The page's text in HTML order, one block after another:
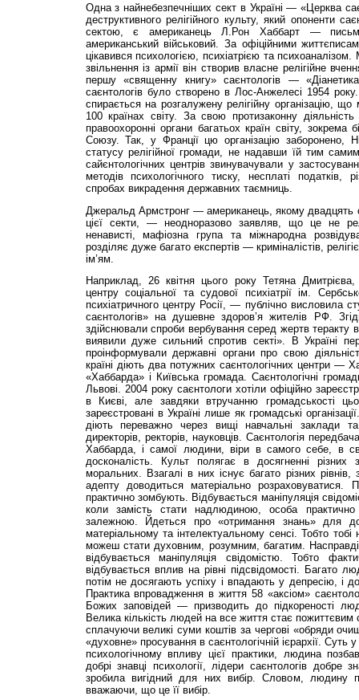
Одна з найнебезпечніших сект в Україні — «Церква
деструктивного релігійного культу, який опоненти
сектою, є американець Л.Рон Хаббарт —
американський військовий. За офіційними
цікавився психологією, психіатрією та
звільнення із армії він створив власне релігійне
першу «священну книгу» саєнтологів —
саєнтологів було створено в Лос-Анжелесі 1954
спирається на розгалужену релігійну організацію,
100 країнах світу. За свою протизаконну
правоохоронні органи багатьох країн світу, зокрема
Союзу. Так, у Франції цю організацію заборонено,
статусу релігійної громади, не надавши їй тим самим
сайєнтологічних центрів звинувачували у
методів психологічного тиску, несплаті податків,
спробах викрадення державних таємниць.
Джеральд Армстронг — американець, якому двадцять
цієї секти, — неодноразово заявляв, що це не
ненависті, мафіозна група та міжнародна
розділяє дуже багато експертів — криміналістів,
ім’ям.
Наприклад, 26 квітня цього року Тетяна
центру соціальної та судової психіатрії ім.
психіатричного центру Росії, — публічно висловила
саєнтологів» на душевне здоров’я жителів РФ.
здійснювали спроби вербування серед жертв теракту
виявили дуже сильний спротив секті». В Україні
проінформували державні органи про свою
країні діють два потужних саєнтологічних центри —
«Хаббарда» і Київська громада. Саєнтологічні
Львові. 2004 року саєнтологи хотіли офіційно
в Києві, але завдяки втручанню громадськості
зареєстровані в Україні лише як громадські
діють переважно через вищі навчальні заклади
директорів, ректорів, науковців. Саєнтологія
Хаббарда, і самої людини, віри в самого себе, в
досконалість. Культ полягає в досягненні
моральних. Взагалі в них існує багато різних
адепту доводиться матеріально
практично зомбують. Відбувається маніпуляція
коли замість стати надлюдиною, особа
залежною. Йдеться про «отримання знань» для
матеріальному та інтелектуальному сенсі. Тобто
можеш стати духовним, розумним, багатим.
відбувається маніпуляція свідомістю. Тобто
відбувається вплив на рівні підсвідомості. Багато
потім не досягають успіху і впадають у депресію, і
Практика впровадження в життя 58 «аксіом»
Божих заповідей — призводить до підкореності
Велика кількість людей на все життя стає
сплачуючи великі суми коштів за чергові «обряди
«духовне» просування в саєнтологічній ієрархії.
психологічному впливу цієї практики, людина
добрі знавці психології, лідери саєнтологів
зробила вигідний для них вибір. Словом, людину
вважаючи, що це її вибір.